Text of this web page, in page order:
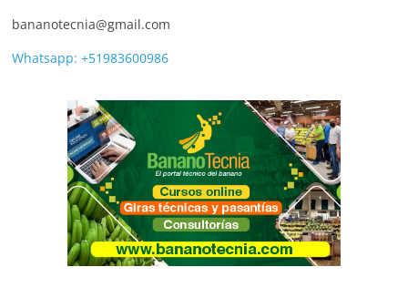
bananotecnia@gmail.com
Whatsapp: +51983600986